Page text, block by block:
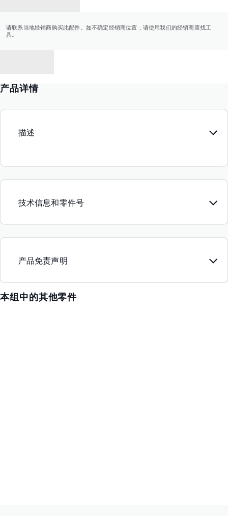
请联系当地经销商购买此配件。如不确定经销商位置，请使用我们的经销商查找工
具。
产品详情
描述
技术信息和零件号
产品免责声明
本组中的其他零件